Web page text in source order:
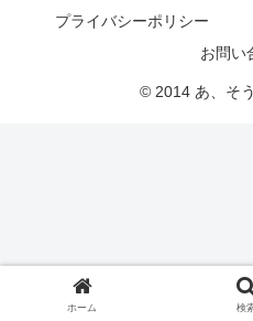
プライバシーポリシー
お問い
© 2014 あ、そ
ホーム 検